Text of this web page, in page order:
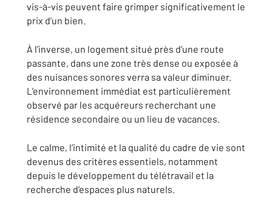
vis-à-vis peuvent faire grimper significativement le
prix d’un bien.
À l’inverse, un logement situé près d’une route
passante, dans une zone très dense ou exposée à
des nuisances sonores verra sa valeur diminuer.
L’environnement immédiat est particulièrement
observé par les acquéreurs recherchant une
résidence secondaire ou un lieu de vacances.
Le calme, l’intimité et la qualité du cadre de vie sont
devenus des critères essentiels, notamment
depuis le développement du télétravail et la
recherche d’espaces plus naturels.